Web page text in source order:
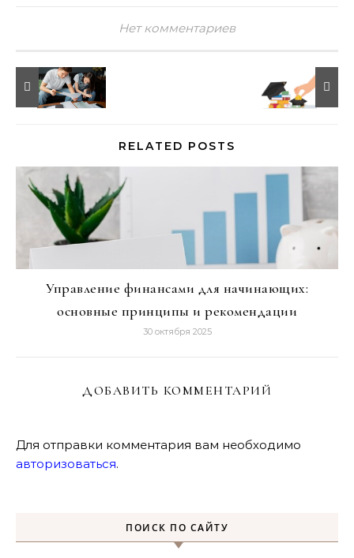
Нет комментариев
RELATED POSTS
Управление финансами для начинающих:
основные принципы и рекомендации
30 октября 2025
ДОБАВИТЬ КОММЕНТАРИЙ
Для отправки комментария вам необходимо
авторизоваться.
ПОИСК ПО САЙТУ